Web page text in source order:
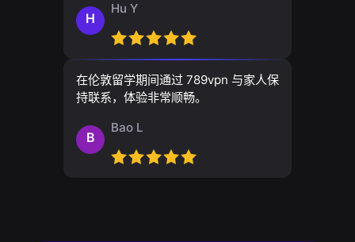
H
Hu Y
在伦敦留学期间通过 789vpn 与家人保
持联系，体验非常顺畅。
B
Bao L